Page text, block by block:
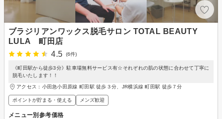
ブラジリアンワックス脱毛サロン TOTAL BEAUTY
LULA 町田店
4.5
(6件)
《町田駅から徒歩3分》駐車場無料サービス有☆それぞれの肌の状態に合わせて丁寧に
脱毛いたします！！
アクセス：小田急小田原線 町田駅 徒歩３分、JR横浜線 町田駅 徒歩７分
ポイントが貯まる・使える メンズ歓迎
メニュー別参考価格